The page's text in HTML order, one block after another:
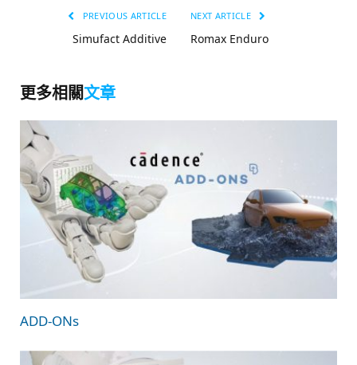
PREVIOUS ARTICLE
Simufact Additive
NEXT ARTICLE
Romax Enduro
更多相關文章
ADD-ONs